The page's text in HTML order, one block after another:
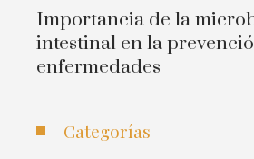
Importancia de la
intestinal en la
enfermedades
Categorías